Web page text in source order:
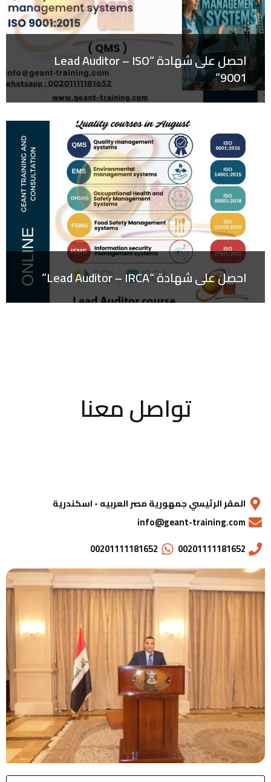
احصل على شهادة “Lead Auditor – ISO
9001”
احصل على شهادة “Lead Auditor – IRCA”
تواصل معنا
المقر الرئيسي جمهورية مصر العربيه - اسكندرية
info@geant-training.com
00201111181652
00201111181652